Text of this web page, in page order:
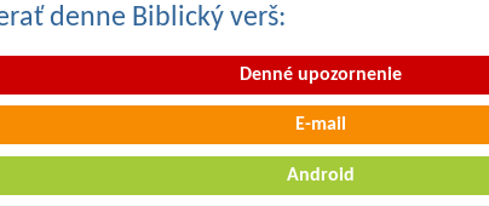
denne Biblický verš:
Denné upozornenie
E-mail
Android